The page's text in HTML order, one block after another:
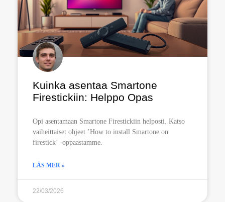
Kuinka asentaa Smartone
Firestickiin: Helppo Opas
Opi asentamaan Smartone Firestickiin helposti. Katso
vaiheittaiset ohjeet ’How to install Smartone on
firestick’ -oppaastamme.
LÄS MER »
22/03/2026